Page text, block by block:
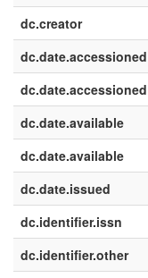
dc.creator
dc.date.accessioned
dc.date.accessioned
dc.date.available
dc.date.available
dc.date.issued
dc.identifier.issn
dc.identifier.other